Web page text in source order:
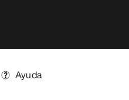
Ayuda